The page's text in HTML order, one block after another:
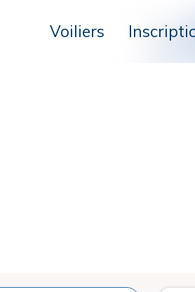
Voiliers